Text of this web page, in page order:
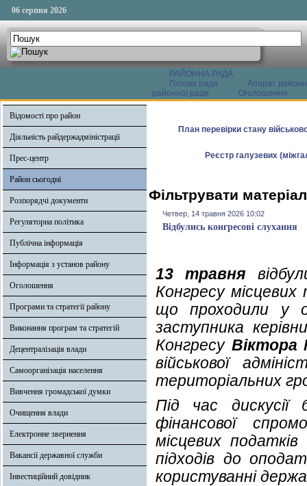
06 серпня 2026
РАЙОННА РАДА
Голова ради
Апарат
районної ради
Оголошення
Відомості про район
Діяльність райдержадміністрації
Прес-центр
Район сьогодні
Розпорядчі документи
Регуляторна політика
Публічна інформація
Інформація з установ району
Оголошення
Програми та стратегії району
Виконання програм та стратегій
Децентралізація влади
Самоорганізація населення
Вивчення громадської думки
Очищення влади
Електронне звернення
Вакансії державної служби
Інвестиційний довідник
План перевірки стану
Реєстр галузевих
Фільтрувати
Четвер, 14 травня 2026 10:02
Відбулись конгресові слухання
13 травня
Конгресу
що проходили у
заступника
Конгресу Віктора
військової
територіальних
Під час дискусії
фінансової
місцевих
підходів до
користуванні